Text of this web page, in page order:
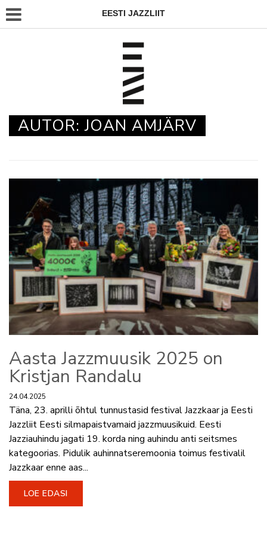
EESTI JAZZLIIT
AUTOR:JOAN AMJÄRV
Aasta Jazzmuusik 2025 on
Kristjan Randalu
24.04.2025
Täna, 23. aprilli õhtul tunnustasid festival Jazzkaar ja Eesti
Jazzliit Eesti silmapaistvamaid jazzmuusikuid. Eesti
Jazziauhindu jagati 19. korda ning auhindu anti seitsmes
kategoorias. Pidulik auhinnatseremoonia toimus festivalil
Jazzkaar enne aas...
LOE EDASI